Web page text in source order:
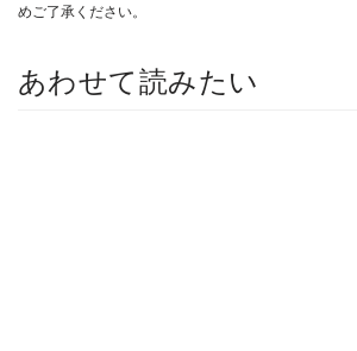
めご了承ください。
あわせて読みたい